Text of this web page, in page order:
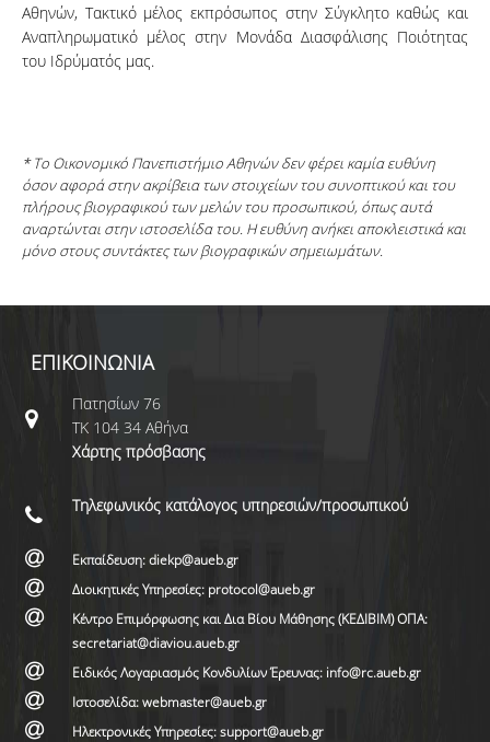
Αθηνών, Τακτικό μέλος εκπρόσωπος στην Σύγκλητο καθώς και
Αναπληρωματικό μέλος στην Μονάδα Διασφάλισης Ποιότητας
του Ιδρύματός μας.
* Το Οικονομικό Πανεπιστήμιο Αθηνών δεν φέρει καμία ευθύνη
όσον αφορά στην ακρίβεια των στοιχείων του συνοπτικού και του
πλήρους βιογραφικού των μελών του προσωπικού, όπως αυτά
αναρτώνται στην ιστοσελίδα του. Η ευθύνη ανήκει αποκλειστικά και
μόνο στους συντάκτες των βιογραφικών σημειωμάτων.
ΕΠΙΚΟΙΝΩΝΙΑ
Πατησίων 76
ΤΚ 104 34 Αθήνα
Χάρτης πρόσβασης
Τηλεφωνικός κατάλογος υπηρεσιών/προσωπικού
Εκπαίδευση: diekp@aueb.gr
Διοικητικές Υπηρεσίες: protocol@aueb.gr
Κέντρο Επιμόρφωσης και Δια Βίου Μάθησης (ΚΕΔΙΒΙΜ) ΟΠΑ:
secretariat@diaviou.aueb.gr
Ειδικός Λογαριασμός Κονδυλίων Έρευνας: info@rc.aueb.gr
Ιστοσελίδα: webmaster@aueb.gr
Ηλεκτρονικές Υπηρεσίες: support@aueb.gr